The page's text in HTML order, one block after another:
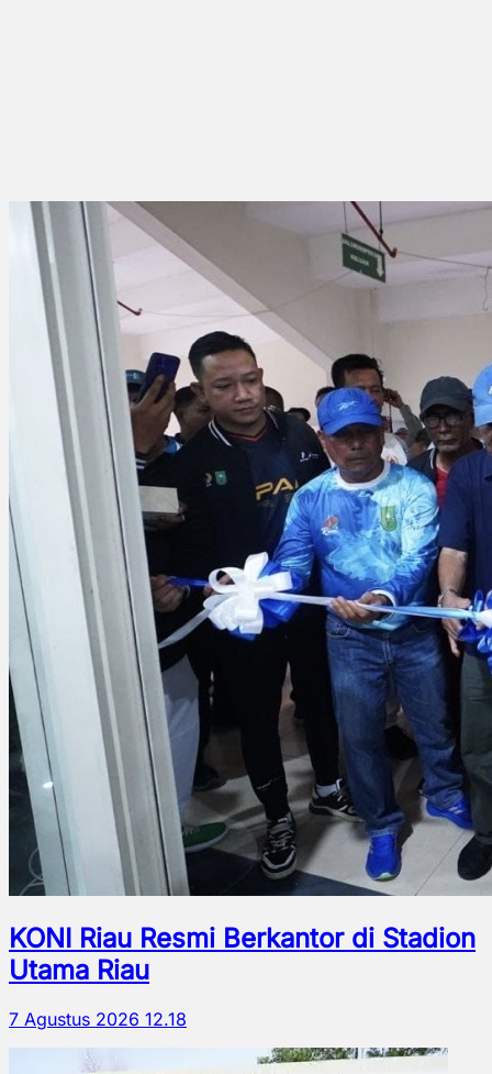
KONI Riau Resmi Berkantor di Stadion
Utama Riau
7 Agustus 2026 12.18